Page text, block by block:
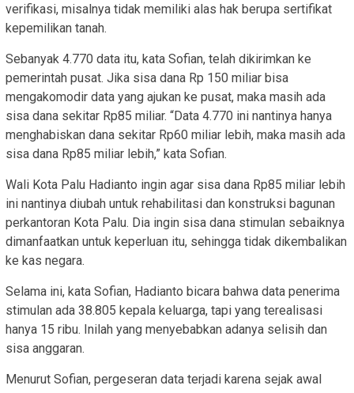
verifikasi, misalnya tidak memiliki alas hak berupa sertifikat
kepemilikan tanah.
Sebanyak 4.770 data itu, kata Sofian, telah dikirimkan ke
pemerintah pusat. Jika sisa dana Rp 150 miliar bisa
mengakomodir data yang ajukan ke pusat, maka masih ada
sisa dana sekitar Rp85 miliar. “Data 4.770 ini nantinya hanya
menghabiskan dana sekitar Rp60 miliar lebih, maka masih ada
sisa dana Rp85 miliar lebih,” kata Sofian.
Wali Kota Palu Hadianto ingin agar sisa dana Rp85 miliar lebih
ini nantinya diubah untuk rehabilitasi dan konstruksi bagunan
perkantoran Kota Palu. Dia ingin sisa dana stimulan sebaiknya
dimanfaatkan untuk keperluan itu, sehingga tidak dikembalikan
ke kas negara.
Selama ini, kata Sofian, Hadianto bicara bahwa data penerima
stimulan ada 38.805 kepala keluarga, tapi yang terealisasi
hanya 15 ribu. Inilah yang menyebabkan adanya selisih dan
sisa anggaran.
Menurut Sofian, pergeseran data terjadi karena sejak awal